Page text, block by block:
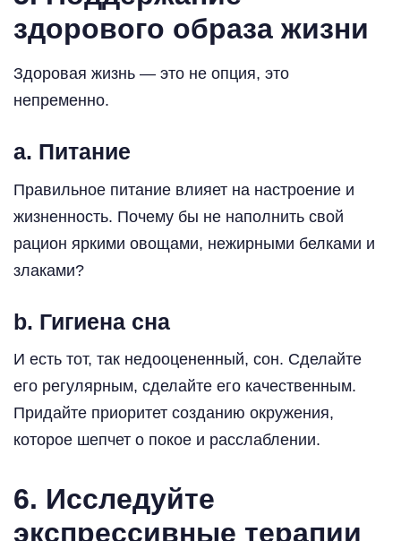
здорового образа жизни
Здоровая жизнь — это не опция, это
непременно.
a. Питание
Правильное питание влияет на настроение и
жизненность. Почему бы не наполнить свой
рацион яркими овощами, нежирными белками и
злаками?
b. Гигиена сна
И есть тот, так недооцененный, сон. Сделайте
его регулярным, сделайте его качественным.
Придайте приоритет созданию окружения,
которое шепчет о покое и расслаблении.
6. Исследуйте
экспрессивные терапии